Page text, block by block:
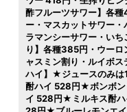
酢フルーツサワー】各
ー・マスカットサワー
ラマンシーサワー・い
り】各種385円・ウーロ
ャスミン割り・ルイボ
ハイ】★ジュースのみは
酎ハイ 528円★ボンボ
イ 528円★ミルキス酎